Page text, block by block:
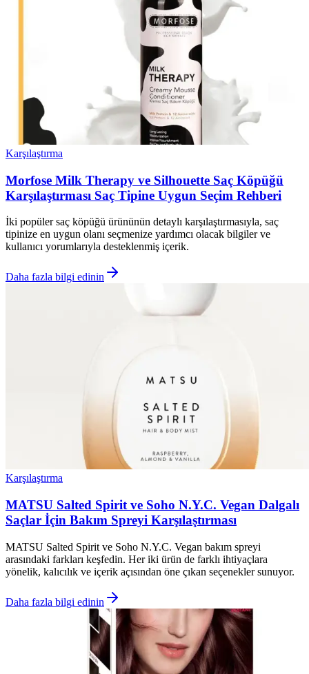
Karşılaştırma
Morfose Milk Therapy ve Silhouette Saç Köpüğü
Karşılaştırması Saç Tipine Uygun Seçim Rehberi
İki popüler saç köpüğü ürününün detaylı karşılaştırmasıyla, saç
tipinize en uygun olanı seçmenize yardımcı olacak bilgiler ve
kullanıcı yorumlarıyla desteklenmiş içerik.
Daha fazla bilgi edinin
Karşılaştırma
MATSU Salted Spirit ve Soho N.Y.C. Vegan Dalgalı
Saçlar İçin Bakım Spreyi Karşılaştırması
MATSU Salted Spirit ve Soho N.Y.C. Vegan bakım spreyi
arasındaki farkları keşfedin. Her iki ürün de farklı ihtiyaçlara
yönelik, kalıcılık ve içerik açısından öne çıkan seçenekler sunuyor.
Daha fazla bilgi edinin